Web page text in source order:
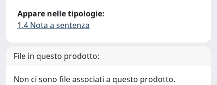
Appare nelle tipologie:
1.4 Nota a sentenza
File in questo prodotto:
Non ci sono file associati a questo prodotto.